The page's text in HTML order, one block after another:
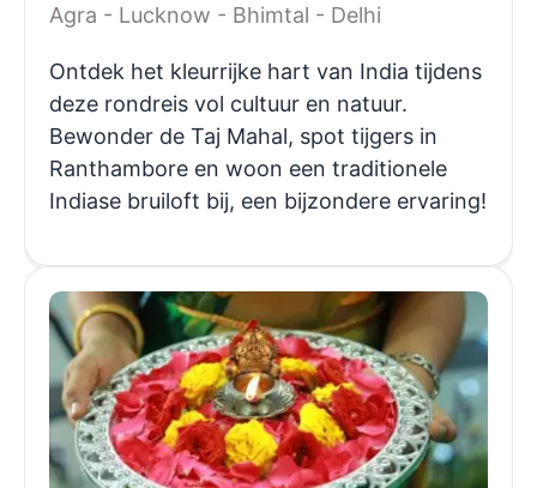
Agra - Lucknow - Bhimtal - Delhi
Ontdek het kleurrijke hart van India tijdens
deze rondreis vol cultuur en natuur.
Bewonder de Taj Mahal, spot tijgers in
Ranthambore en woon een traditionele
Indiase bruiloft bij, een bijzondere ervaring!